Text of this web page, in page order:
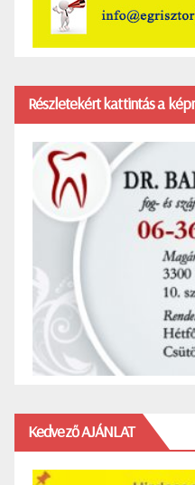
Részletekért kattintás a
Kedvező AJÁNLAT